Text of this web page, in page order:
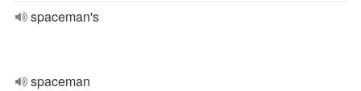
spaceman's
spaceman